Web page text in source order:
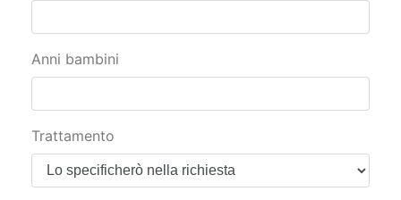
Anni bambini
Trattamento